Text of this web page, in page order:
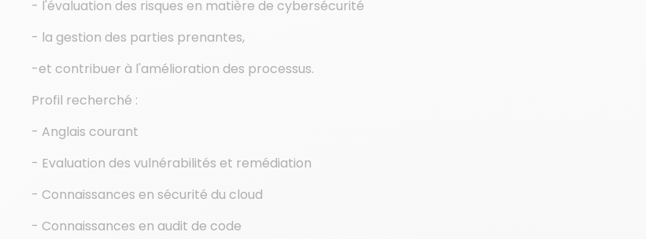
- l'évaluation des risques en matière de cybersécurité
- la gestion des parties prenantes,
-et contribuer à l'amélioration des processus.
Profil recherché :
- Anglais courant
- Evaluation des vulnérabilités et remédiation
- Connaissances en sécurité du cloud
- Connaissances en audit de code